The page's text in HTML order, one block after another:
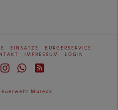
EINSÄTZE
BÜRGERSERVICE
IMPRESSUM LOGIN
Instagram
Whatsapp
RSS
Mureck